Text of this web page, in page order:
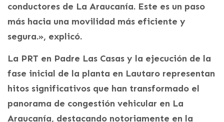
conductores de La Araucanía. Este es un paso
más hacia una movilidad más eficiente y
segura.», explicó.
La PRT en Padre Las Casas y la ejecución de la
fase inicial de la planta en Lautaro representan
hitos significativos que han transformado el
panorama de congestión vehicular en La
Araucanía, destacando notoriamente en la